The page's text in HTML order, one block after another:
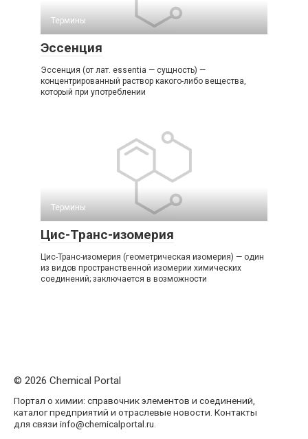
Термины
Эссенция
Эссенция (от лат. essentia — сущность) —
концентрированный раствор какого-либо вещества,
который при употреблении
Термины
Цис-Транс-изомерия
Цис-Транс-изомерия (геометрическая изомерия) — один
из видов пространственной изомерии химических
соединений; заключается в возможности
© 2026 Chemical Portal
Портал о химии: справочник элементов и соединений,
каталог предприятий и отраслевые новости. Контакты
для связи info@chemicalportal.ru.